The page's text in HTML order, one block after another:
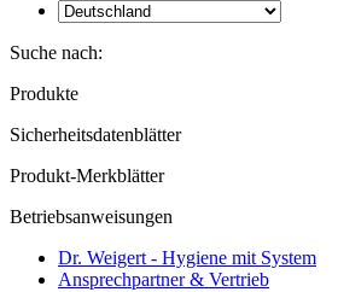
Suche nach:
Produkte
Sicherheitsdatenblätter
Produkt-Merkblätter
Betriebsanweisungen
Dr. Weigert - Hygiene mit System
Ansprechpartner & Vertrieb